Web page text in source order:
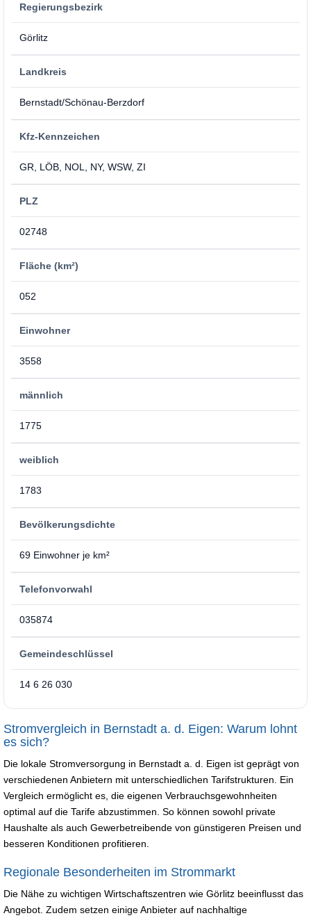
Regierungsbezirk
Görlitz
Landkreis
Bernstadt/Schönau-Berzdorf
Kfz-Kennzeichen
GR, LÖB, NOL, NY, WSW, ZI
PLZ
02748
Fläche (km²)
052
Einwohner
3558
männlich
1775
weiblich
1783
Bevölkerungsdichte
69 Einwohner je km²
Telefonvorwahl
035874
Gemeindeschlüssel
14 6 26 030
Stromvergleich in Bernstadt a. d. Eigen: Warum lohnt
es sich?
Die lokale Stromversorgung in Bernstadt a. d. Eigen ist geprägt von
verschiedenen Anbietern mit unterschiedlichen Tarifstrukturen. Ein
Vergleich ermöglicht es, die eigenen Verbrauchsgewohnheiten
optimal auf die Tarife abzustimmen. So können sowohl private
Haushalte als auch Gewerbetreibende von günstigeren Preisen und
besseren Konditionen profitieren.
Regionale Besonderheiten im Strommarkt
Die Nähe zu wichtigen Wirtschaftszentren wie Görlitz beeinflusst das
Angebot. Zudem setzen einige Anbieter auf nachhaltige